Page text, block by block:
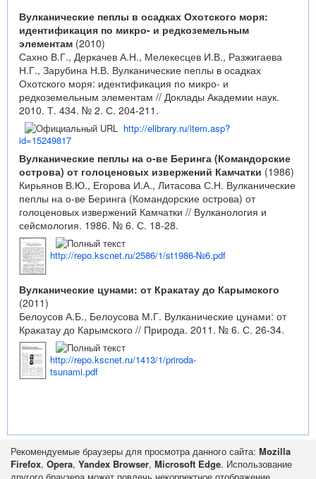
Вулканические пеплы в осадках Охотского моря:
идентификация по микро- и редкоземельным
элементам (2010)
Сахно В.Г., Деркачев А.Н., Мелекесцев И.В., Разжигаева
Н.Г., Зарубина Н.В. Вулканические пеплы в осадках
Охотского моря: идентификация по микро- и
редкоземельным элементам // Доклады Академии наук.
2010. Т. 434. № 2. С. 204-211.
http://elibrary.ru/item.asp?
id=15249817
Вулканические пеплы на о-ве Беринга (Командорские
острова) от голоценовых извержений Камчатки (1986)
Кирьянов В.Ю., Егорова И.А., Литасова С.Н. Вулканические
пеплы на о-ве Беринга (Командорские острова) от
голоценовых извержений Камчатки // Вулканология и
сейсмология. 1986. № 6. С. 18-28.
http://repo.kscnet.ru/2586/1/st1986-№6.pdf
Вулканические цунами: от Кракатау до Карымского
(2011)
Белоусов А.Б., Белоусова М.Г. Вулканические цунами: от
Кракатау до Карымского // Природа. 2011. № 6. С. 26-34.
http://repo.kscnet.ru/1413/1/priroda-
tsunami.pdf
Рекомендуемые браузеры для просмотра данного сайта: Mozilla
Firefox, Opera, Yandex Browser, Microsoft Edge. Использование